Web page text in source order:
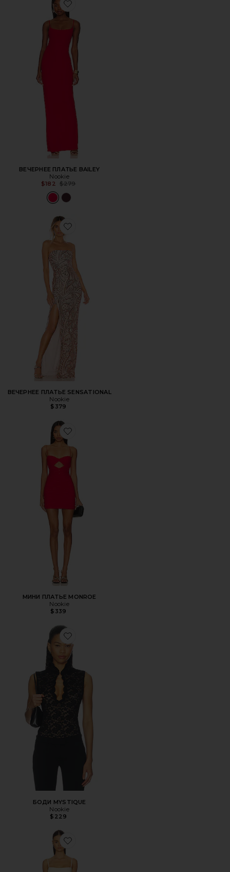
Favorite ВЕЧЕРНЕЕ ПЛАТЬЕ BAILEY
ВЕЧЕРНЕЕ ПЛАТЬЕ BAILEY
Nookie
$182 Previous price:
$279
Favorite ВЕЧЕРНЕЕ ПЛАТЬЕ SENSATIONAL
ВЕЧЕРНЕЕ ПЛАТЬЕ SENSATIONAL
Nookie
$379
Favorite МИНИ ПЛАТЬЕ MONROE
МИНИ ПЛАТЬЕ MONROE
Nookie
$339
Favorite БОДИ MYSTIQUE
БОДИ MYSTIQUE
Nookie
$229
Favorite ПЛАТЬЕ